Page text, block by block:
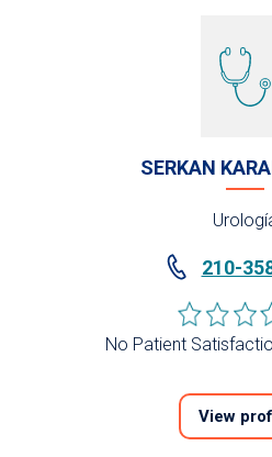
SERKAN
210-
No Patient
View